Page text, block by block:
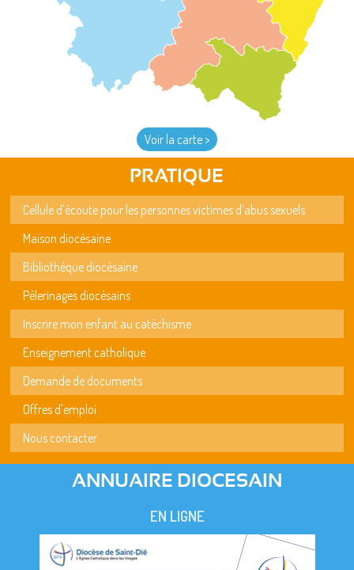
Voir la carte >
PRATIQUE
Cellule d'écoute pour les personnes victimes d'abus sexuels
Maison diocésaine
Bibliothèque diocésaine
Pèlerinages diocésains
Inscrire mon enfant au catéchisme
Enseignement catholique
Demande de documents
Offres d'emploi
Nous contacter
ANNUAIRE DIOCESAIN
EN LIGNE